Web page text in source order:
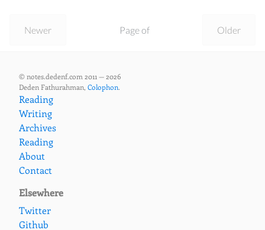
Newer Older
Page of
© notes.dedenf.com 2011 — 2026
Deden Fathurahman, Colophon.
Reading
Writing
Archives
Reading
About
Contact
Elsewhere
Twitter
Github